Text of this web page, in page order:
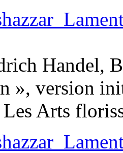
Handel,
», version
Arts